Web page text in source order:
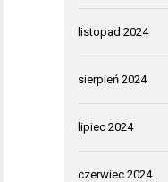
listopad 2024
sierpień 2024
lipiec 2024
czerwiec 2024